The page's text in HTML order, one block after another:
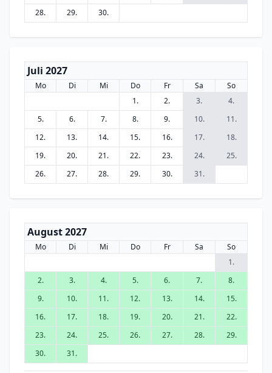
28.
29. 30.
Juli 2027
Mo Di Mi Do Fr Sa
So
1.
2. 3.
4.
5.
6. 7. 8. 9. 10.
11.
12.
13. 14. 15. 16. 17.
18.
19.
20. 21. 22. 23. 24.
25.
26.
27. 28. 29. 30. 31.
August 2027
Mo Di Mi Do Fr Sa
So
1.
2.
3. 4. 5. 6. 7.
8.
9.
10. 11. 12. 13. 14.
15.
16.
17. 18. 19. 20. 21.
22.
23.
24. 25. 26. 27. 28.
29.
30.
31.